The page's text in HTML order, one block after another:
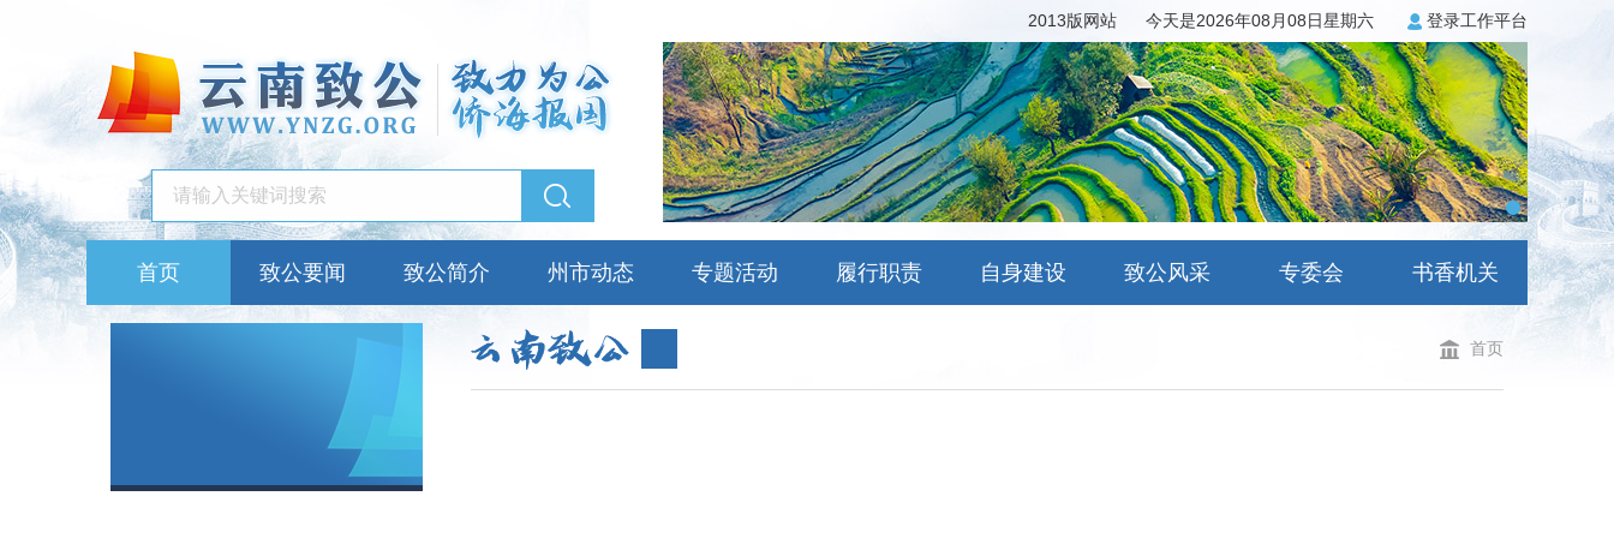
2013版网站 今天是2026年08月08日星期六 登录工作平台
首页 致公要闻 致公简介 州市动态 专题活动 履行职责 自身建设 致公风采 专委会 书香机关
首页